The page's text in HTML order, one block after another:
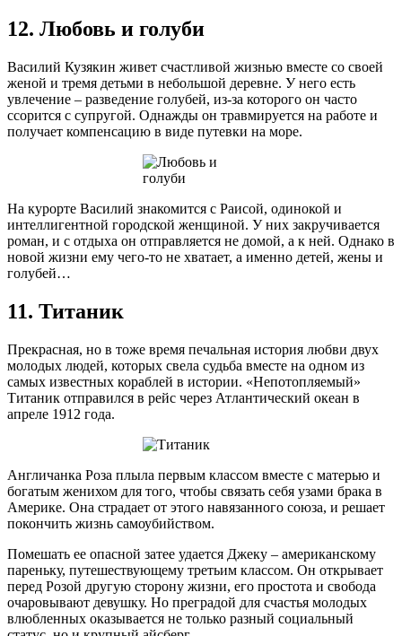
12. Любовь и голуби
Василий Кузякин живет счастливой жизнью вместе со своей
женой и тремя детьми в небольшой деревне. У него есть
увлечение – разведение голубей, из-за которого он часто
ссорится с супругой. Однажды он травмируется на работе и
получает компенсацию в виде путевки на море.
На курорте Василий знакомится с Раисой, одинокой и
интеллигентной городской женщиной. У них закручивается
роман, и с отдыха он отправляется не домой, а к ней. Однако в
новой жизни ему чего-то не хватает, а именно детей, жены и
голубей…
11. Титаник
Прекрасная, но в тоже время печальная история любви двух
молодых людей, которых свела судьба вместе на одном из
самых известных кораблей в истории. «Непотопляемый»
Титаник отправился в рейс через Атлантический океан в
апреле 1912 года.
Англичанка Роза плыла первым классом вместе с матерью и
богатым женихом для того, чтобы связать себя узами брака в
Америке. Она страдает от этого навязанного союза, и решает
покончить жизнь самоубийством.
Помешать ее опасной затее удается Джеку – американскому
пареньку, путешествующему третьим классом. Он открывает
перед Розой другую сторону жизни, его простота и свобода
очаровывают девушку. Но преградой для счастья молодых
влюбленных оказывается не только разный социальный